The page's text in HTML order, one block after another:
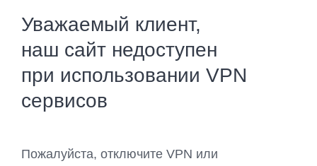
Уважаемый клиент,
наш сайт недоступен
при использовании VPN
сервисов
Пожалуйста, отключите VPN или